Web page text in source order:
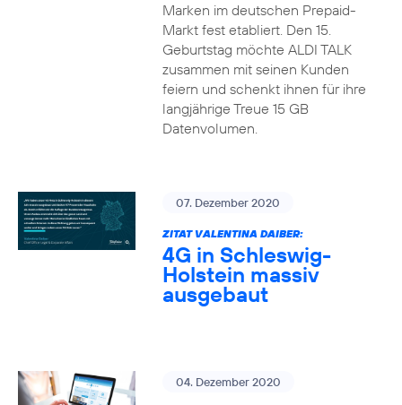
Marken im deutschen Prepaid-
Markt fest etabliert. Den 15.
Geburtstag möchte ALDI TALK
zusammen mit seinen Kunden
feiern und schenkt ihnen für ihre
langjährige Treue 15 GB
Datenvolumen.
07. Dezember 2020
ZITAT VALENTINA DAIBER:
4G in Schleswig-
Holstein massiv
ausgebaut
04. Dezember 2020